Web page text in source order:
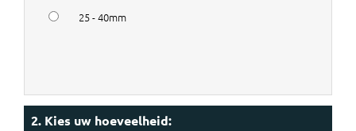
25 - 40mm
2. Kies uw hoeveelheid: